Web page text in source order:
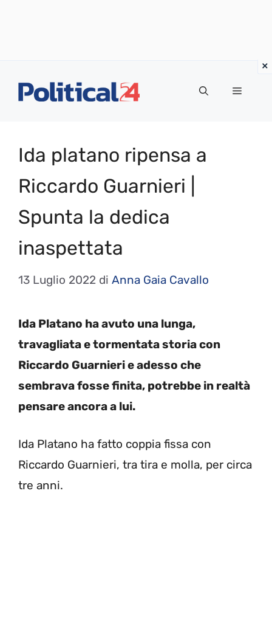
Menu
Ida platano ripensa a
Riccardo Guarnieri |
Spunta la dedica
inaspettata
13 Luglio 2022 di Anna Gaia Cavallo
Ida Platano ha avuto una lunga,
travagliata e tormentata storia con
Riccardo Guarnieri e adesso che
sembrava fosse finita, potrebbe in realtà
pensare ancora a lui.
Ida Platano ha fatto coppia fissa con
Riccardo Guarnieri, tra tira e molla, per circa
tre anni.